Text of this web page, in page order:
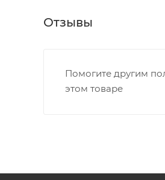
Отзывы
Помогите другим
этом товаре